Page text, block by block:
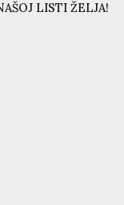
LISTI ŽELJA!